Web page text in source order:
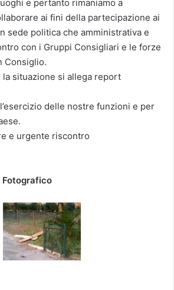
e pertanto rimaniamo a
ai fini della partecipazione ai
sede politica che amministrativa e
con i Gruppi Consigliari e le forze
Consiglio.
situazione si allega report
delle nostre funzioni e per
e urgente riscontro
Fotografico